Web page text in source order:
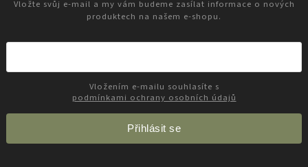
Vložte svůj e-mail a my vám budeme zasílat informace o nových
produktech na našem e-shopu.
podmínkami ochrany osobních údajů
Přihlásit se